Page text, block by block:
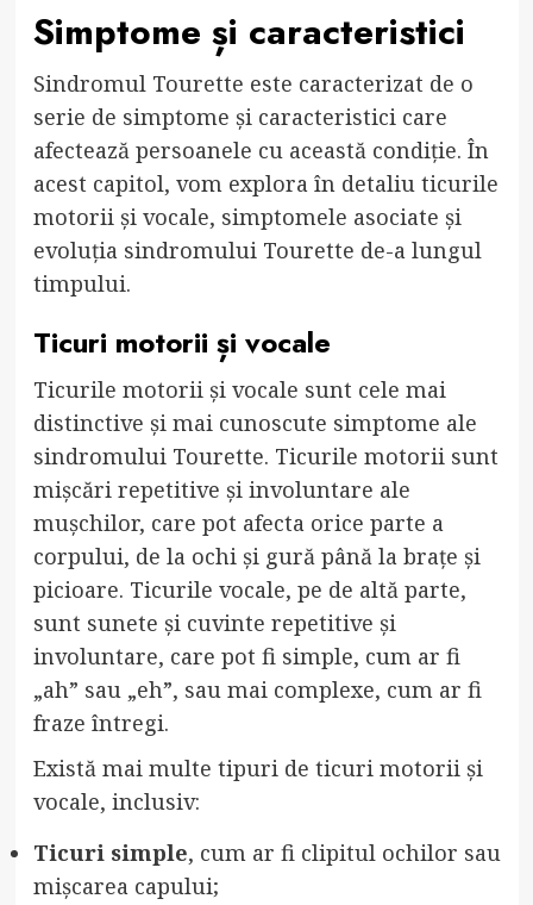
Simptome și caracteristici
Sindromul Tourette este caracterizat de o
serie de simptome și caracteristici care
afectează persoanele cu această condiție. În
acest capitol, vom explora în detaliu ticurile
motorii și vocale, simptomele asociate și
evoluția sindromului Tourette de-a lungul
timpului.
Ticuri motorii și vocale
Ticurile motorii și vocale sunt cele mai
distinctive și mai cunoscute simptome ale
sindromului Tourette. Ticurile motorii sunt
mișcări repetitive și involuntare ale
mușchilor, care pot afecta orice parte a
corpului, de la ochi și gură până la brațe și
picioare. Ticurile vocale, pe de altă parte,
sunt sunete și cuvinte repetitive și
involuntare, care pot fi simple, cum ar fi
„ah” sau „eh”, sau mai complexe, cum ar fi
fraze întregi.
Există mai multe tipuri de ticuri motorii și
vocale, inclusiv:
Ticuri simple, cum ar fi clipitul ochilor sau
mișcarea capului;